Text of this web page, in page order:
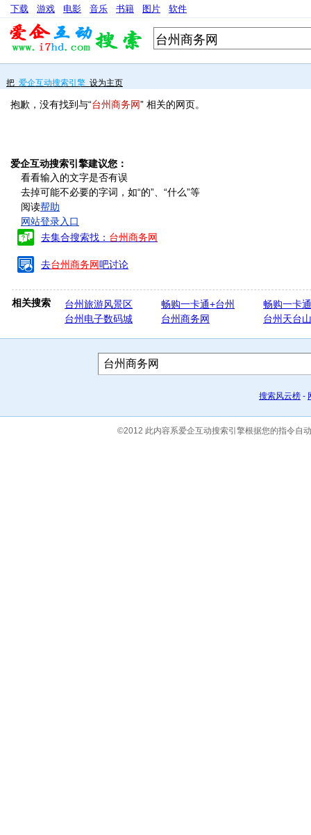
下载 游戏 电影 音乐 书籍 图片 软件
把 爱企互动搜索引擎 设为主页
抱歉，没有找到与“台州商务网” 相关的网页。
爱企互动搜索引擎建议您：
看看输入的文字是否有误
去掉可能不必要的字词，如“的”、“什么”等
阅读帮助
网站登录入口
去集合搜索找： 台州商务网
去台州商务网吧讨论
相关搜索 台州旅游风景区 畅购一卡通+台州
畅购一卡
台州电子数码城
台州商务网 台州天台山
搜索风云榜 -
©2012 此内容系爱企互动搜索引擎根据您的指令自